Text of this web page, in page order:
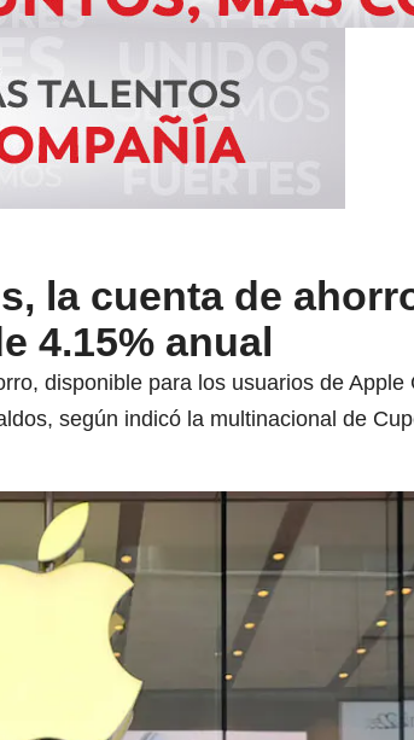
la cuenta de
4.15% anual
disponible para los usuarios de
según indicó la multinacional de